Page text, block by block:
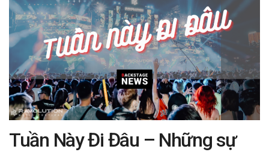
Tuần Này Đi Đâu – Những sự